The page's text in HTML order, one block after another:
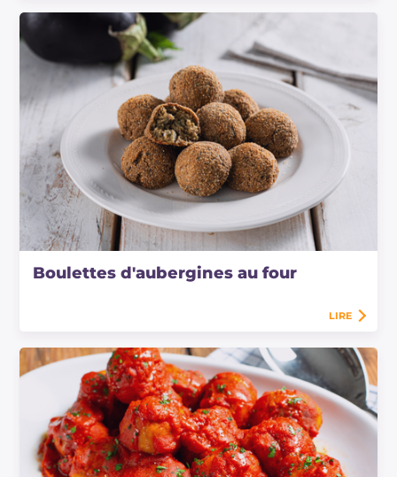
Boulettes d'aubergines au four
LIRE